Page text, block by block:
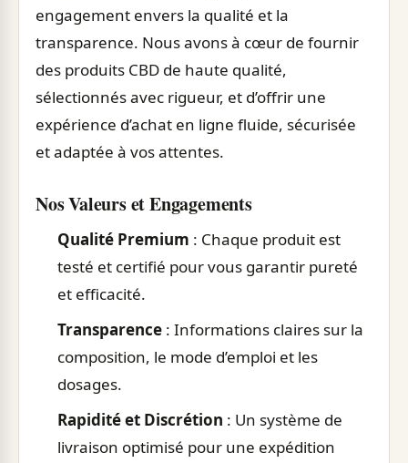
engagement envers la qualité et la
transparence. Nous avons à cœur de fournir
des produits CBD de haute qualité,
sélectionnés avec rigueur, et d’offrir une
expérience d’achat en ligne fluide, sécurisée
et adaptée à vos attentes.
Nos Valeurs et Engagements
Qualité Premium : Chaque produit est
testé et certifié pour vous garantir pureté
et efficacité.
Transparence : Informations claires sur la
composition, le mode d’emploi et les
dosages.
Rapidité et Discrétion : Un système de
livraison optimisé pour une expédition